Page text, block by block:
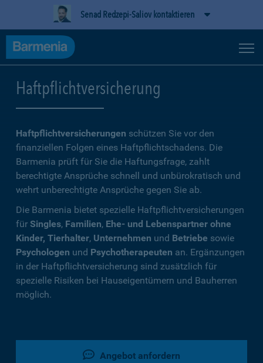
Senad Redzepi-Saliov kontaktieren
Haftpflichtversicherung
Haftpflichtversicherungen schützen Sie vor den
finanziellen Folgen eines Haftpflichtschadens. Die
Barmenia prüft für Sie die Haftungsfrage, zahlt
berechtigte Ansprüche schnell und unbürokratisch und
wehrt unberechtigte Ansprüche gegen Sie ab.
Die Barmenia bietet spezielle Haftpflichtversicherungen
für Singles, Familien, Ehe- und Lebenspartner ohne
Kinder, Tierhalter, Unternehmen und Betriebe sowie
Psychologen und Psychotherapeuten an. Ergänzungen
in der Haftpflichtversicherung sind zusätzlich für
spezielle Risiken bei Hauseigentümern und Bauherren
möglich.
Angebot anfordern